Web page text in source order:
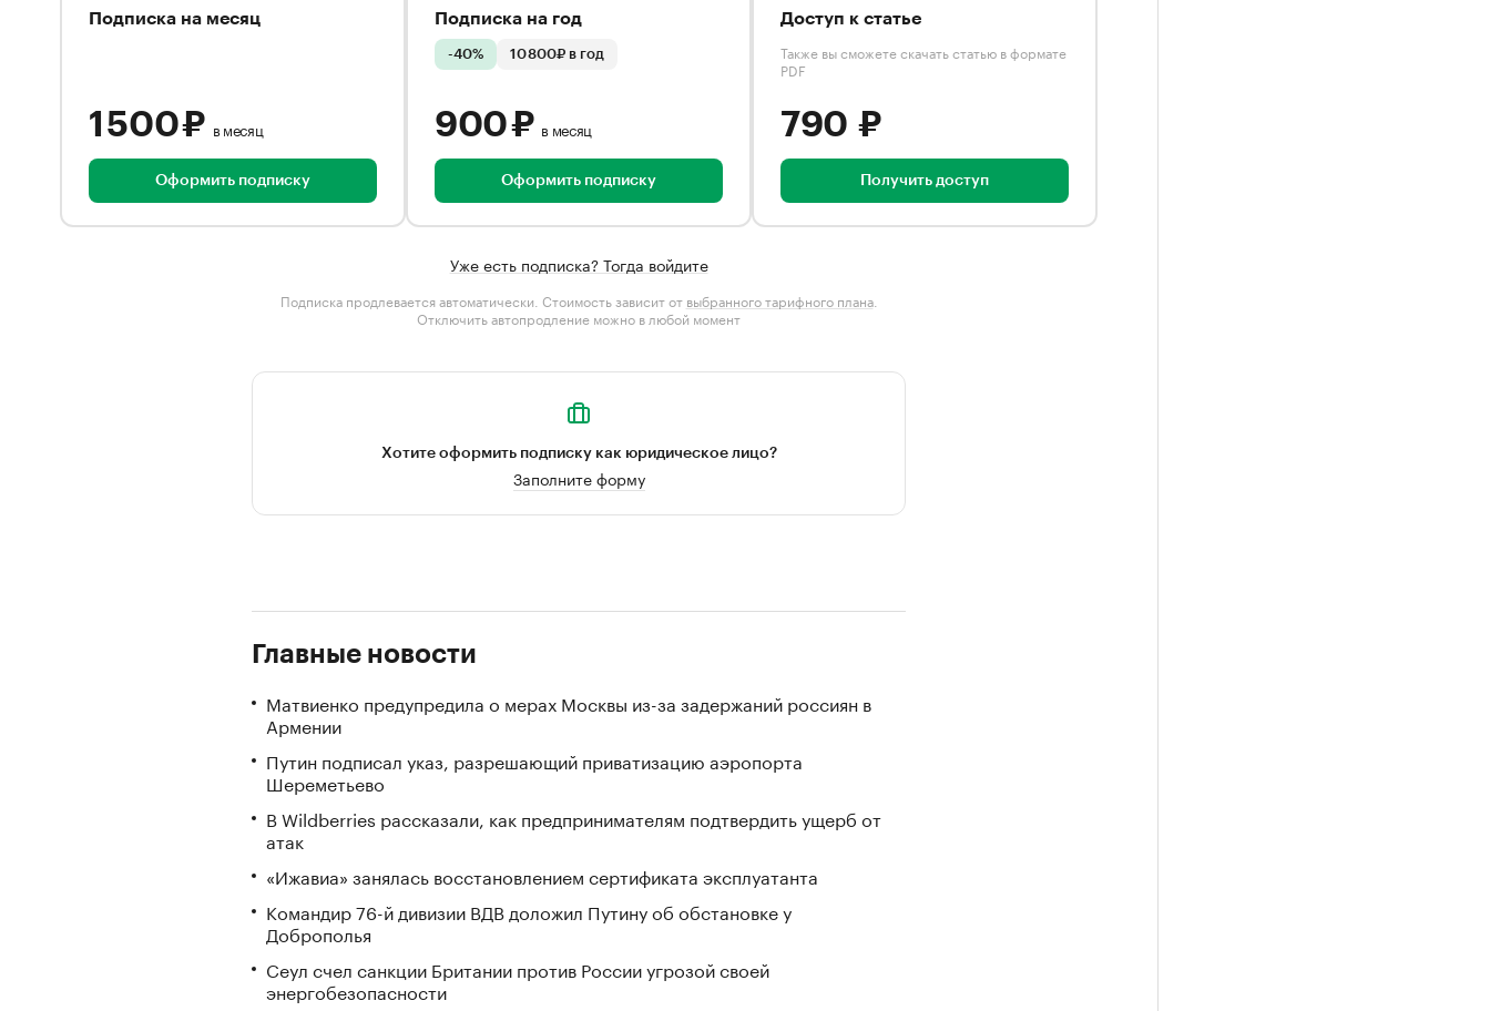
Подписка на месяц
1 500 ₽ в месяц
Оформить подписку
Подписка на год
-40% 10 800₽ в год
900 ₽ в месяц
Оформить подписку
Доступ к статье
Также вы сможете скачать статью в формате
PDF
790 ₽
Получить доступ
Уже есть подписка? Тогда войдите
Подписка продлевается автоматически. Стоимость зависит от выбранного тарифного плана.
Отключить автопродление можно в любой момент
Хотите оформить подписку как юридическое лицо?
Заполните форму
Главные новости
Матвиенко предупредила о мерах Москвы из-за задержаний россиян в
Армении
Путин подписал указ, разрешающий приватизацию аэропорта
Шереметьево
В Wildberries рассказали, как предпринимателям подтвердить ущерб от
атак
«Ижавиа» занялась восстановлением сертификата эксплуатанта
Командир 76-й дивизии ВДВ доложил Путину об обстановке у
Доброполья
Сеул счел санкции Британии против России угрозой своей
энергобезопасности